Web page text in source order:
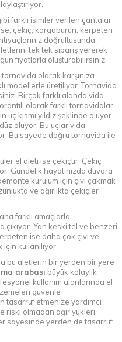
farklı isimler verilen çantalar
çekiç, kargaburun, kerpeten
doğrultusunda
tek tek sipariş vererek
fiyatlarla oluşturabilirsiniz.
olarak karşınıza
modellerle üretiliyor. Tornavida
Birçok farklı alanda vida
olarak farklı tornavidalar
uç kısmı yıldız şeklinde oluyor.
oluyor. Bu uçlar vida
Bu sayede doğru tornavida ile
el aleti ise çekiçtir. Çekiç
Gündelik hayatınızda duvara
kurulum için çivi çakmak
ve ağırlıkta çekiçler
farklı amaçlarla
çıkıyor. Yan keski tel ve benzeri
ise daha çok çivi ve
kullanılıyor.
bu aletlerin bir yerden bir yere
arabası büyük kolaylık
kullanım alanlarında el
güvenle
tasarruf etmenize yardımcı
riski olmadan ağır yükleri
sayesinde yerden de tasarruf